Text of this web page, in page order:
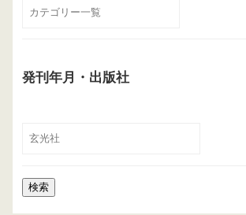
発刊年月・出版社